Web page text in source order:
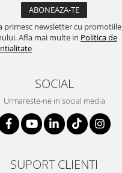
primesc newsletter cu promotiile
Afla mai multe in Politica de
SOCIAL
Urmareste-ne in social media
SUPORT CLIENTI